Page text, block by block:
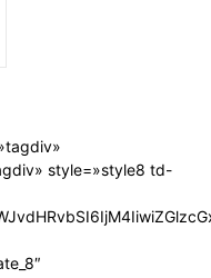
style=»style8 td-